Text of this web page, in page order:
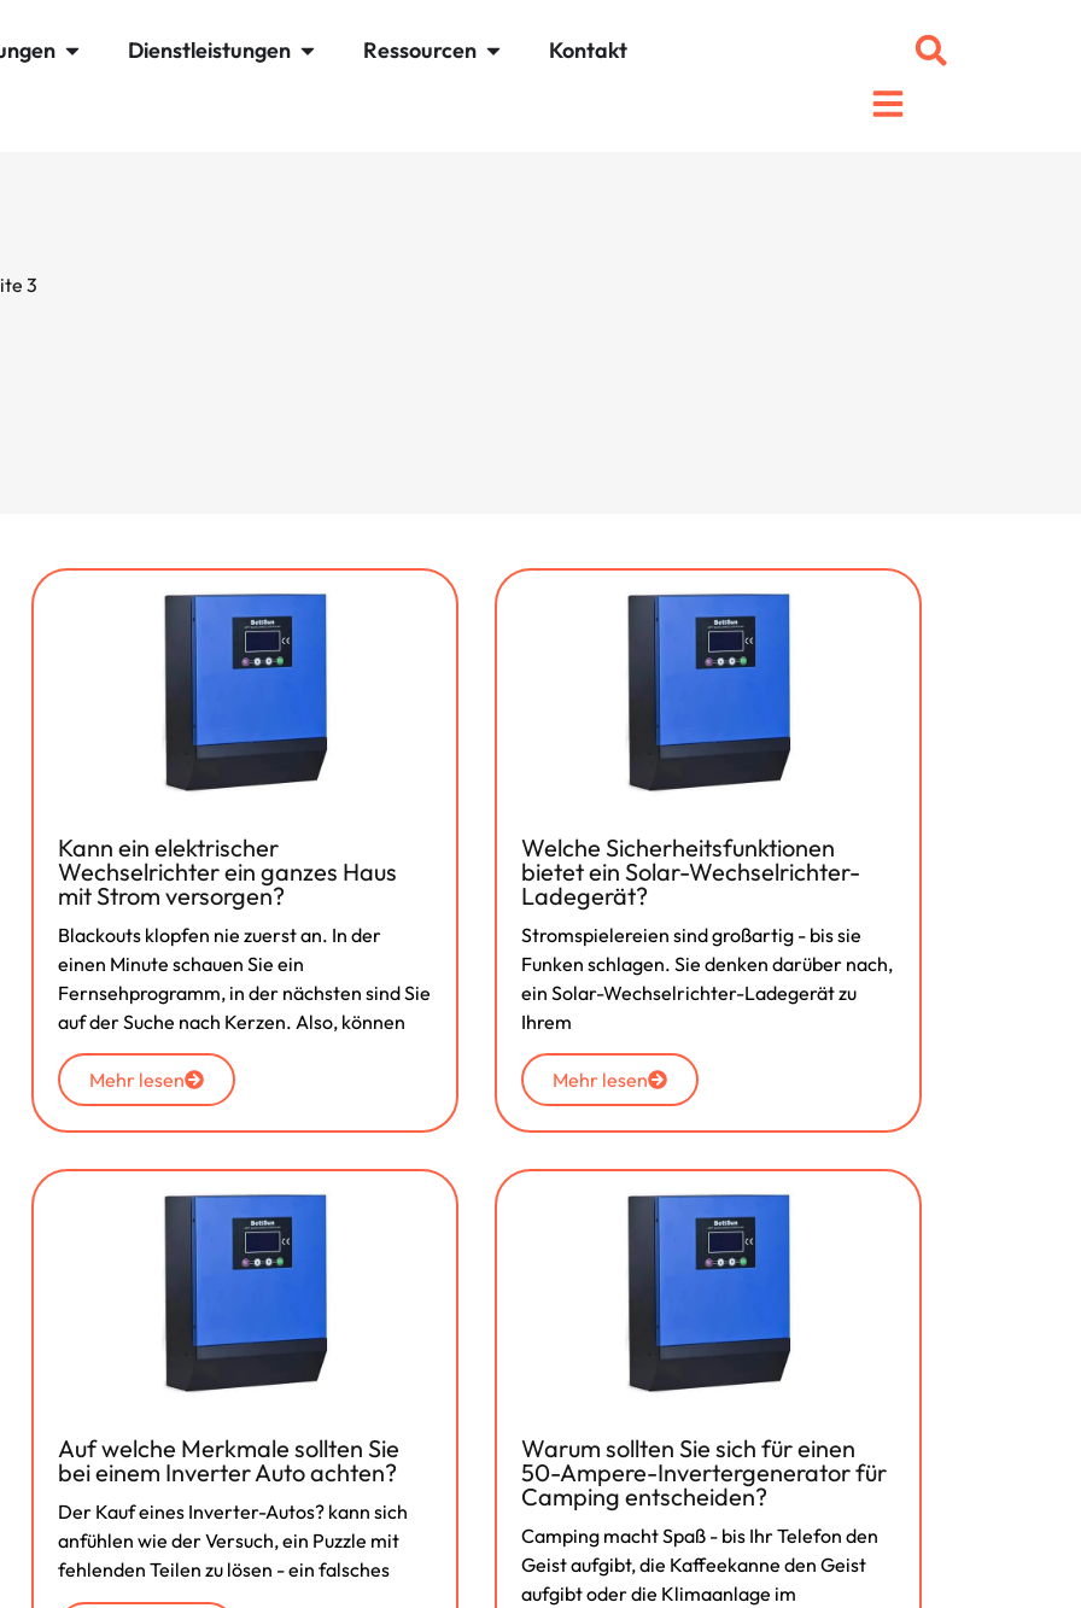
Dienstleistungen Ressourcen
Kontakt
3
Kann ein elektrischer
Wechselrichter ein ganzes Haus
mit Strom versorgen?
Blackouts klopfen nie zuerst an. In der
einen Minute schauen Sie ein
Fernsehprogramm, in der nächsten sind Sie
auf der Suche nach Kerzen. Also, können
Mehr lesen
Welche Sicherheitsfunktionen
bietet ein Solar-Wechselrichter-
Ladegerät?
Stromspielereien sind großartig - bis sie
Funken schlagen. Sie denken darüber nach,
ein Solar-Wechselrichter-Ladegerät zu
Ihrem
Mehr lesen
Auf welche Merkmale sollten Sie
bei einem Inverter Auto achten?
Der Kauf eines Inverter-Autos? kann sich
anfühlen wie der Versuch, ein Puzzle mit
fehlenden Teilen zu lösen - ein falsches
Warum sollten Sie sich für einen
50-Ampere-Invertergenerator für
Camping entscheiden?
Camping macht Spaß - bis Ihr Telefon den
Geist aufgibt, die Kaffeekanne den Geist
aufgibt oder die Klimaanlage im